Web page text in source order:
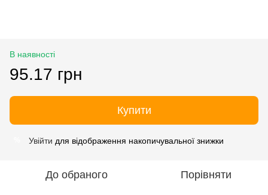
В наявності
95.17 грн
Купити
Увійти для відображення накопичувальної знижки
До обраного Порівняти